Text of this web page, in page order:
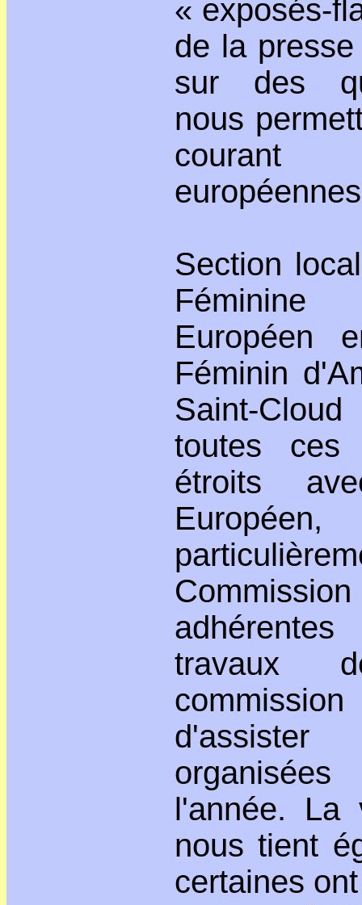
« exposés-
de la
sur des
nous
courant
Section
Européen
Féminin
Saint-
toutes ces
étroits
travaux
l'année. La
nous tient
certaines